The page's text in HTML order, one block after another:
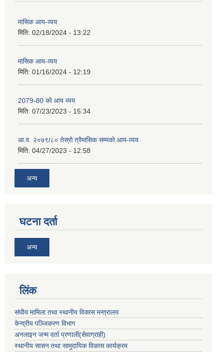
मासिक आय-व्यय
मिति: 02/18/2024 - 13:22
मासिक आय-व्यय
मिति: 01/16/2024 - 12:19
2079-80 को आय व्यय
मिति: 07/23/2023 - 15:34
आ.व. २०७९/८० तेस्रो त्रैमासिक सम्मको आय-व्यय
मिति: 04/27/2023 - 12:58
अन्य
घटना दर्ता
अन्य
लिंक
संघीय मामिला तथा स्थानीय विकास मन्त्रालय
केन्द्रीय पञ्जिकरण विभाग
अनलाइन जन्म दर्ता प्रणाली(सेवाग्राही)
स्थानीय सासन तथा सामुदायिक विकास कार्यक्रम